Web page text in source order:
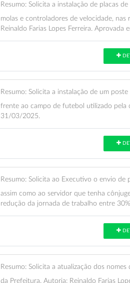
Resumo: Solicita a instalação de placas
molas e controladores de velocidade,
Reinaldo Farias Lopes Ferreira. Aprovada
Resumo: Solicita a instalação de um
frente ao campo de futebol utilizado pela
31/03/2025.
Resumo: Solicita ao Executivo o envio de
assim como ao servidor que tenha
redução da jornada de trabalho entre
Resumo: Solicita a atualização dos
da Prefeitura. Autoria: Reinaldo Farias